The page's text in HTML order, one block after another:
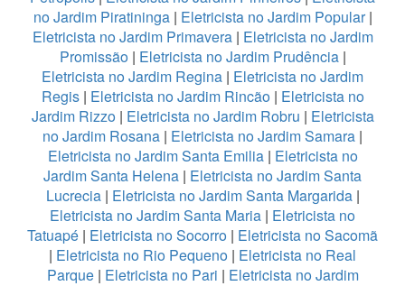
no Jardim Piratininga| Eletricista no Jardim Popular|
Eletricista no Jardim Primavera| Eletricista no Jardim
Promissão| Eletricista no Jardim Prudência|
Eletricista no Jardim Regina | Eletricista no Jardim
Regis| Eletricista no Jardim Rincão| Eletricista no
Jardim Rizzo| Eletricista no Jardim Robru | Eletricista
no Jardim Rosana | Eletricista no Jardim Samara |
Eletricista no Jardim Santa Emilia| Eletricista no
Jardim Santa Helena | Eletricista no Jardim Santa
Lucrecia| Eletricista no Jardim Santa Margarida|
Eletricista no Jardim Santa Maria | Eletricista no
Tatuapé | Eletricista no Socorro | Eletricista no Sacomã
| Eletricista no Rio Pequeno | Eletricista no Real
Parque| Eletricista no Pari | Eletricista no Jardim